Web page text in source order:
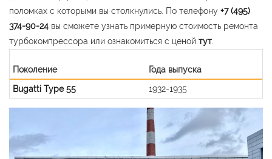
поломках с которыми вы столкнулись. По телефону +7 (495)
374-90-24 вы сможете узнать примерную стоимость ремонта
турбокомпрессора или ознакомиться с ценой тут
Поколение
Года выпуска
Bugatti Type 55
1932-1935